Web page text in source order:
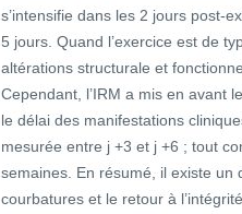
s’intensifie dans les 2 jours post-
5 jours. Quand l’exercice est de
altérations structurale et
Cependant, l’IRM a mis en avant
le délai des manifestations
mesurée entre j +3 et j +6 ; tout
semaines. En résumé, il existe
courbatures et le retour à